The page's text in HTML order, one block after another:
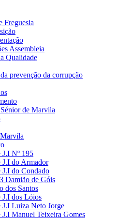
Freguesia
Assembleia
Qualidade
prevenção da corrupção
de Marvila
J.I Nº 195
J.I do Armador
J.I do Condado
Damião de Góis
dos Santos
J.I dos Lóios
J.I Luiza Neto Jorge
J.I Manuel Teixeira Gomes